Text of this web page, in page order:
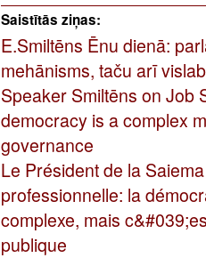
Saistītās ziņas:
E.Smiltēns Ēnu dienā:
mehānisms, taču arī
Speaker Smiltēns on Job
democracy is a complex
governance
Le Président de la
professionnelle: la
complexe, mais
publique